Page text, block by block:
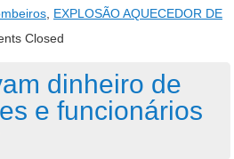
, EXPLOSÃO AQUECEDOR DE
Closed
dinheiro de
e funcionários